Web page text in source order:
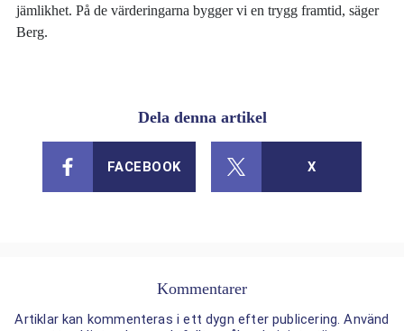
jämlikhet. På de värderingarna bygger vi en trygg framtid, säger
Berg.
Dela denna artikel
FACEBOOK X
Kommentarer
Artiklar kan kommenteras i ett dygn efter publicering. Använd